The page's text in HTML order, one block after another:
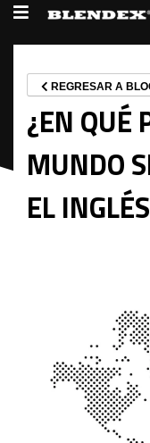
REGRESAR A
¿EN QUÉ
MUNDO
EL